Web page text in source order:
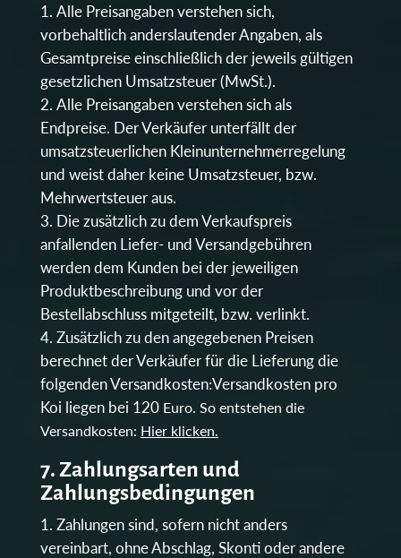
Alle Preisangaben verstehen sich,
vorbehaltlich anderslautender Angaben, als
Gesamtpreise einschließlich der jeweils gültigen
gesetzlichen Umsatzsteuer (MwSt.).
Alle Preisangaben verstehen sich als
Endpreise. Der Verkäufer unterfällt der
umsatzsteuerlichen Kleinunternehmerregelung
und weist daher keine Umsatzsteuer, bzw.
Mehrwertsteuer aus.
Die zusätzlich zu dem Verkaufspreis
anfallenden Liefer- und Versandgebühren
werden dem Kunden bei der jeweiligen
Produktbeschreibung und vor der
Bestellabschluss mitgeteilt, bzw. verlinkt.
Zusätzlich zu den angegebenen Preisen
berechnet der Verkäufer für die Lieferung die
folgenden Versandkosten:Versandkosten pro
Koi liegen bei 120Euro. So entstehen die
Versandkosten: Hier klicken.
7. Zahlungsarten und
Zahlungsbedingungen
Zahlungen sind, sofern nicht anders
vereinbart, ohne Abschlag, Skonti oder andere